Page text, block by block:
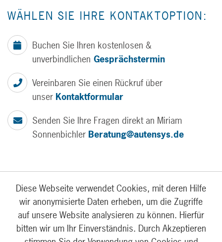
Diese Webseite verwendet Cookies, mit deren Hilfe
wir anonymisierte Daten erheben, um die Zugriffe
auf unsere Website analysieren zu können. Hierfür
bitten wir um Ihr Einverständnis. Durch Akzeptieren
WÄHLEN SIE IHRE KONTAKTOPTION:
Buchen Sie Ihren kostenlosen &
unverbindlichen Gesprächstermin
Vereinbaren Sie einen Rückruf über
unser Kontaktformular
Senden Sie Ihre Fragen direkt an Miriam
Sonnenbichler Beratung@autensys.de
FÜR UNTERNEHMEN